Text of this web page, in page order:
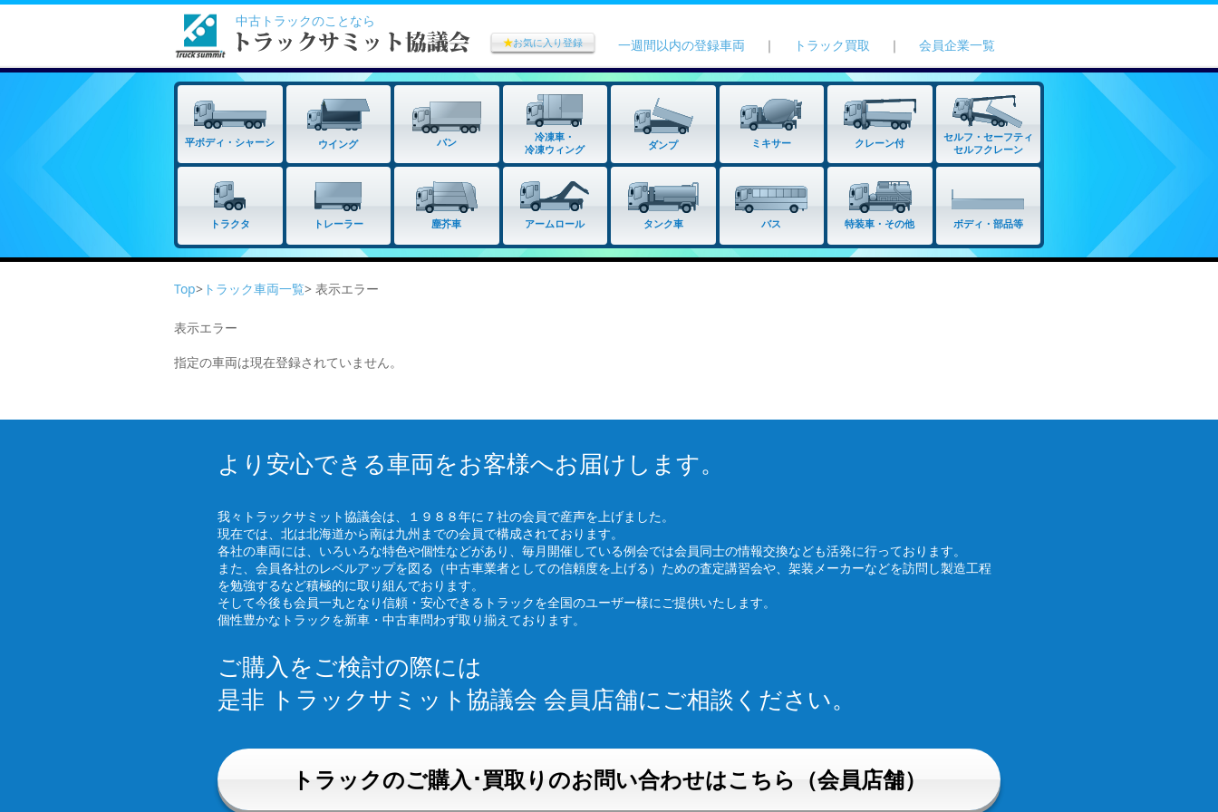
中古トラックのことなら
★お気に入り登録 一週間以内の登録車両 ｜ トラック買取 ｜ 会員企業一覧
平ボディ・シャーシ ウイング バン
冷凍車・
冷凍ウィング
ダンプ ミキサー クレーン付
セルフ・セーフティ
セルフクレーン
トラクタ トレーラー 塵芥車 アームロール タンク車 バス 特装車・その他 ボディ・部品等
Top> トラック車両一覧> 表示エラー
表示エラー
指定の車両は現在登録されていません。
より安心できる車両をお客様へお届けします。
我々トラックサミット協議会は、１９８８年に７社の会員で産声を上げました。
現在では、北は北海道から南は九州までの会員で構成されております。
各社の車両には、いろいろな特色や個性などがあり、毎月開催している例会では会員同士の情報交換なども活発に行っております。
また、会員各社のレベルアップを図る（中古車業者としての信頼度を上げる）ための査定講習会や、架装メーカーなどを訪問し製造工程
を勉強するなど積極的に取り組んでおります。
そして今後も会員一丸となり信頼・安心できるトラックを全国のユーザー様にご提供いたします。
個性豊かなトラックを新車・中古車問わず取り揃えております。
ご購入をご検討の際には
是非 トラックサミット協議会 会員店舗にご相談ください。
トラックのご購入･買取りのお問い合わせはこちら（会員店舗）